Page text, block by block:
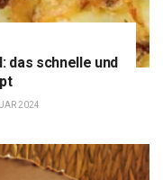
schnelle und
2024